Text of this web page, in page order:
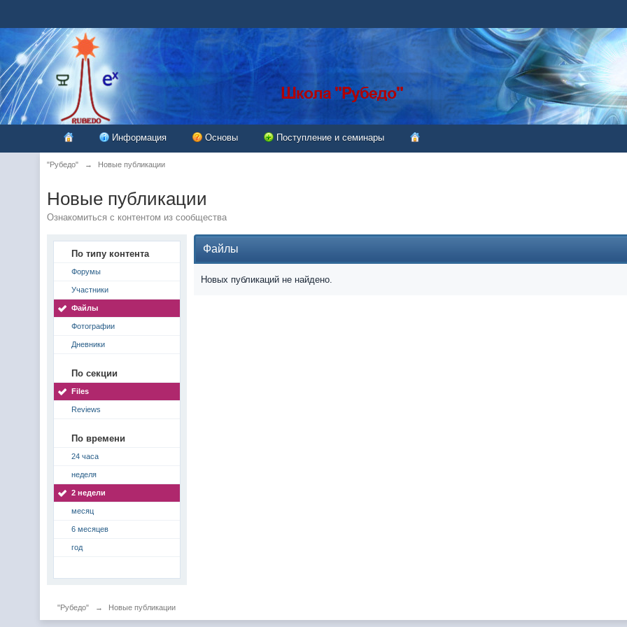
Информация Основы Поступление и семинары
"Рубедо" → Новые публикации
Новые публикации
Ознакомиться с контентом из сообщества
По типу контента
Форумы
Участники
Файлы
Фотографии
Дневники
По секции
Files
Reviews
По времени
24 часа
неделя
2 недели
месяц
6 месяцев
год
Файлы
Новых публикаций не найдено.
"Рубедо" → Новые публикации